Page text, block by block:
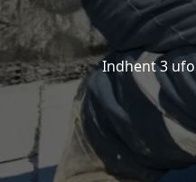
Indhent 3